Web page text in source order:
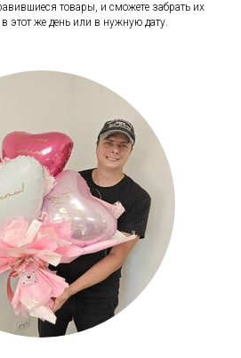
товары, и сможете забрать их
этот же день или в нужную дату.